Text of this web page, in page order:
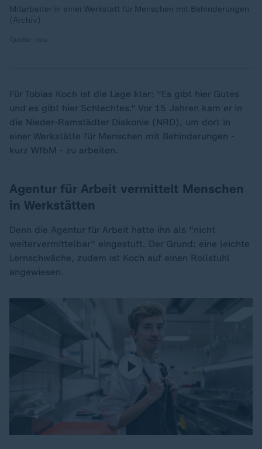
Mitarbeiter in einer Werkstatt für Menschen mit Behinderungen
(Archiv)
Für Tobias Koch ist die Lage klar: "Es gibt hier Gutes
und es gibt hier Schlechtes." Vor 15 Jahren kam er in
die Nieder-Ramstädter Diakonie (NRD), um dort in
einer Werkstätte für Menschen mit Behinderungen -
kurz WfbM - zu arbeiten.
Agentur für Arbeit vermittelt Menschen
in Werkstätten
Denn die Agentur für Arbeit hatte ihn als "nicht
weitervermittelbar" eingestuft. Der Grund: eine leichte
Lernschwäche, zudem ist Koch auf einen Rollstuhl
angewiesen.